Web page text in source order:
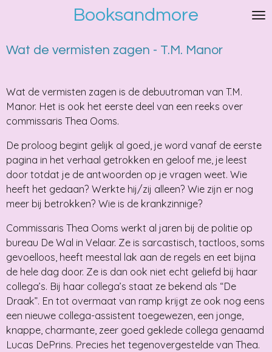
de
Booksandmore
Wat de vermisten zagen - T.M. Manor
Wat de vermisten zagen is de debuutroman van T.M.
Manor. Het is ook het eerste deel van een reeks over
commissaris Thea Ooms.
De proloog begint gelijk al goed, je word vanaf de eerste
pagina in het verhaal getrokken en geloof me, je leest
door totdat je de antwoorden op je vragen weet. Wie
heeft het gedaan? Werkte hij/zij alleen? Wie zijn er nog
meer bij betrokken? Wie is de krankzinnige?
Commissaris Thea Ooms werkt al jaren bij de politie op
bureau De Wal in Velaar. Ze is sarcastisch, tactloos, soms
gevoelloos, heeft meestal lak aan de regels en eet bijna
de hele dag door. Ze is dan ook niet echt geliefd bij haar
collega’s. Bij haar collega’s staat ze bekend als “De
Draak”. En tot overmaat van ramp krijgt ze ook nog eens
een nieuwe collega-assistent toegewezen, een jonge,
knappe, charmante, zeer goed geklede collega genaamd
Lucas DePrins. Precies het tegenovergestelde van Thea.